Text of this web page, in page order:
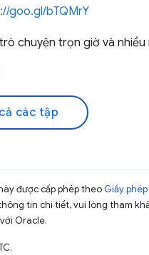
goo.gl/bTQMrY
chuyện trọn giờ và nhiều
các tập
được cấp phép theo Giấy
tin chi tiết, vui lòng tham
Oracle.